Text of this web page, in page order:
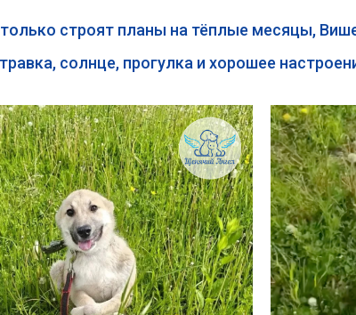
строят планы на тёплые месяцы,
солнце, прогулка и хорошее